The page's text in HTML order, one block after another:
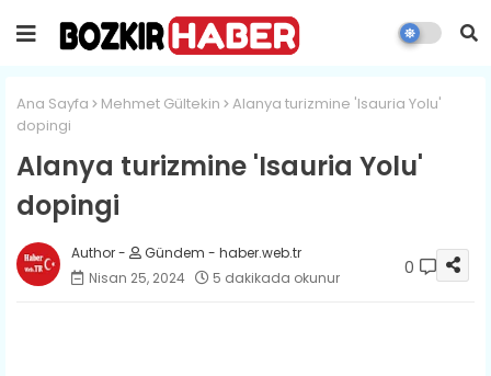
Ana Sayfa Mehmet Gültekin
Alanya turizmine 'Isauria Yolu'
dopingi
Alanya turizmine 'Isauria Yolu'
dopingi
Gündem - haber.web.tr
Nisan 25, 2024
5 dakikada okunur 0